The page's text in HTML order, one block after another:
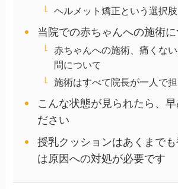
ヘルメット矯正という選択
当院での赤ちゃんへの施術に
赤ちゃんへの施術、痛くな
問について
施術はすべて院長が一人で
こんな状態が見られたら、早
ださい
授乳クッションはあくまで
は原因への対処が必要です